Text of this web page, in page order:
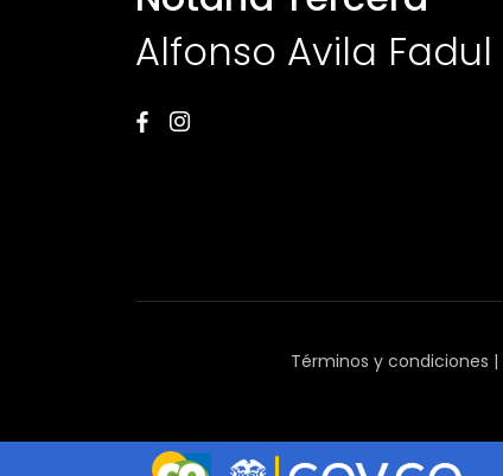
Alfonso Avila Fadul
Términos y condiciones |